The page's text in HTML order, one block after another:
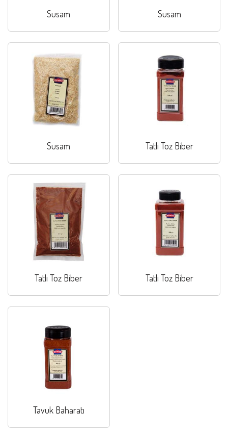
Susam Susam
Susam Tatlı Toz Biber
Tatlı Toz Biber Tatlı Toz Biber
Tavuk Baharatı